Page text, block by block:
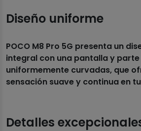
Diseño uniforme
POCO M8 Pro 5G presenta un
integral con una pantalla y
uniformemente curvadas, que
sensación suave y continua en
Detalles